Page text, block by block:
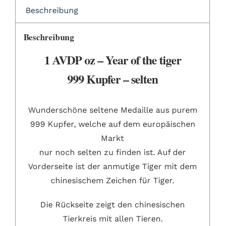
Beschreibung
Beschreibung
1 AVDP oz – Year of the tiger
999 Kupfer – selten
Wunderschöne seltene Medaille aus purem
999 Kupfer, welche auf dem europäischen
Markt
nur noch selten zu finden ist. Auf der
Vorderseite ist der anmutige Tiger mit dem
chinesischem Zeichen für Tiger.
Die Rückseite zeigt den chinesischen
Tierkreis mit allen Tieren.